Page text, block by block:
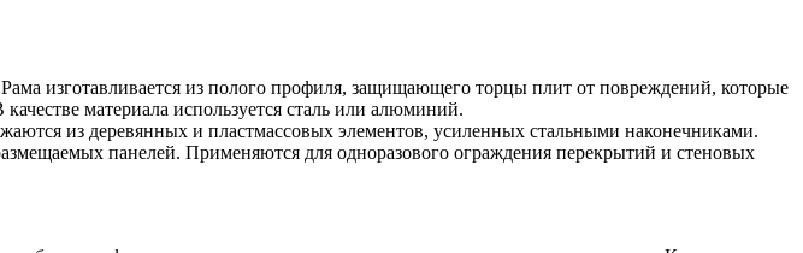
изготавливается из полого профиля, защищающего торцы плит от повреждений, которые
материала используется сталь или алюминий.
из деревянных и пластмассовых элементов, усиленных стальными наконечниками.
панелей. Применяются для одноразового ограждения перекрытий и стеновых